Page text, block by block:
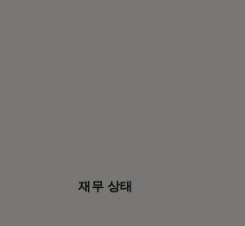
재무 상태